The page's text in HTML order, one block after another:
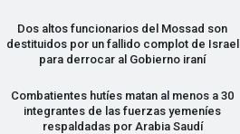
Dos altos funcionarios del Mossad son
destituidos por un fallido complot de Israel
para derrocar al Gobierno iraní
Combatientes hutíes matan al menos a 30
integrantes de las fuerzas yemeníes
respaldadas por Arabia Saudí